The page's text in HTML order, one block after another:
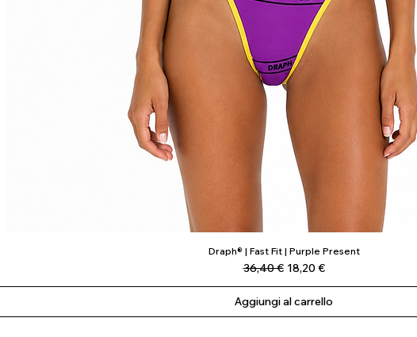
Vista rapida
Draph® | Fast Fit | Purple Present
Prezzo regolare
36,40 € Prezzo scontato
18,20 €
Aggiungi al carrello